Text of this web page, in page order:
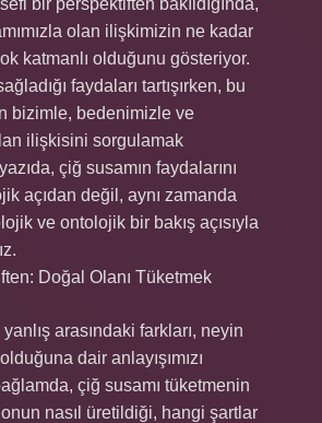
bir perspektiften bakıldığında,
olan ilişkimizin ne kadar
katmanlı olduğunu gösteriyor.
faydaları tartışırken, bu
bizimle, bedenimizle ve
ilişkisini sorgulamak
çiğ susamın faydalarını
açıdan değil, aynı zamanda
ve ontolojik bir bakış açısıyla
Doğal Olanı Tüketmek
arasındaki farkları, neyin
dair anlayışımızı
çiğ susamı tüketmenin
nasıl üretildiği, hangi şartlar